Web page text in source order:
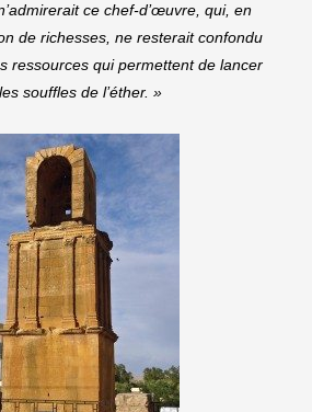
ce chef-d’œuvre, qui, en
de richesses, ne resterait confondu
ressources qui permettent de lancer
souffles de l’éther. »